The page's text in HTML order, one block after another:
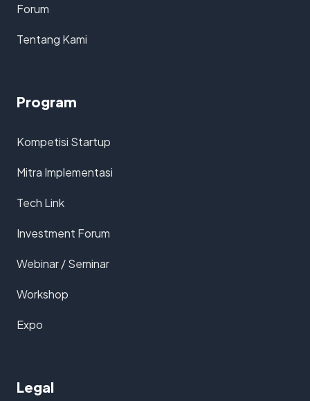
Forum
Tentang Kami
Program
Kompetisi Startup
Mitra Implementasi
Tech Link
Investment Forum
Webinar / Seminar
Workshop
Expo
Legal